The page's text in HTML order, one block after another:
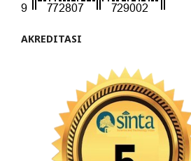
AKREDITASI